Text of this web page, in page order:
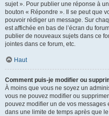
sujet ». Pour publier une réponse à
bouton « Répondre ». Il se peut que
pouvoir rédiger un message. Sur
est affichée en bas de l’écran du
publier de nouveaux sujets dans ce
jointes dans ce forum, etc.
Haut
Comment puis-je modifier ou
À moins que vous ne soyez un
vous ne pouvez modifier ou
pouvez modifier un de vos
dans une limite de temps après que